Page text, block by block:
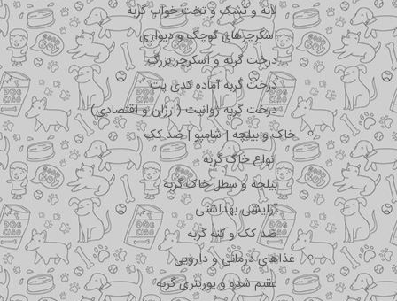
لانه و تشک و تخت خواب گربه
اسکرچرهای کوچک و دیواری
درخت گربه و اسکرچر بزرگ
درخت گربه آماده کدی پت
درخت گربه ژوانیت (ارزان و اقتصادی)
خاک و بیلچه | شامپو | ضد کک
انواع خاک گربه
بیلچه و سطل خاک گربه
آرایشی بهداشتی
ضد کک و کنه گربه
غذاهای درمانی و دارویی
عقیم شده و یورینری گربه